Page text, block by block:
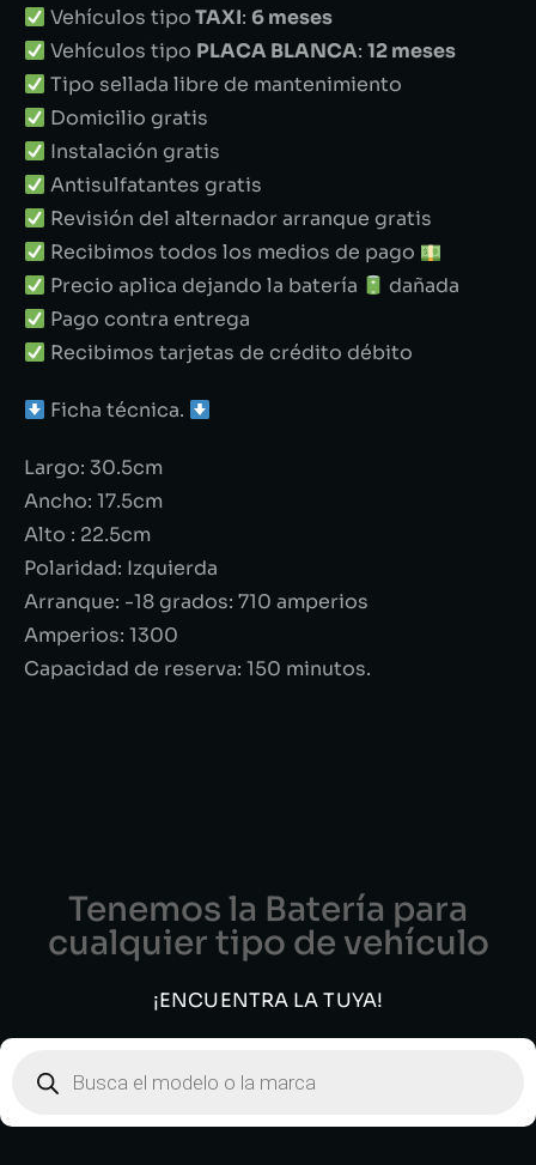
Vehículos tipoTAXI: 6 meses
Vehículos tipo PLACA BLANCA:12 meses
Tipo sellada libre de mantenimiento
Domicilio gratis
Instalación gratis
Antisulfatantes gratis
Revisión del alternador arranque gratis
Recibimos todos los medios de pago
Precio aplica dejando la batería
dañada
Pago contra entrega
Recibimos tarjetas de crédito débito
Ficha técnica.
Largo: 30.5cm
Ancho: 17.5cm
Alto : 22.5cm
Polaridad: Izquierda
Arranque: -18 grados: 710 amperios
Amperios: 1300
Capacidad de reserva: 150 minutos.
Tenemos la Batería para
cualquier tipo de vehículo
¡ENCUENTRA LA TUYA!